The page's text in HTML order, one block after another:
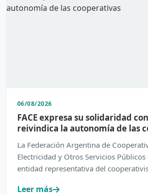
06/08/2026
FACE expresa su solidaridad
reivindica la autonomía de las
La Federación Argentina de
Electricidad y Otros Servicios Públicos
entidad representativa del
Leer más